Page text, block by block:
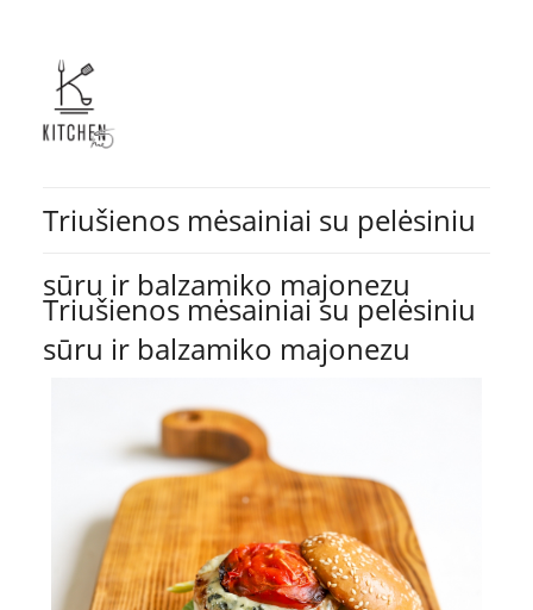
Triušienos mėsainiai su pelėsiniu
sūru ir balzamiko majonezu
Triušienos mėsainiai su pelėsiniu
sūru ir balzamiko majonezu